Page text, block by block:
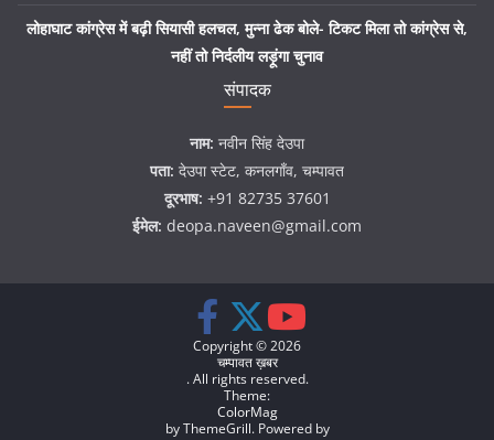
लोहाघाट कांग्रेस में बढ़ी सियासी हलचल, मुन्ना ढेक बोले- टिकट मिला तो कांग्रेस से,
नहीं तो निर्दलीय लड़ूंगा चुनाव
संपादक
नाम: नवीन सिंह देउपा
पता: देउपा स्टेट, कनलगाँव, चम्पावत
दूरभाष: +91 82735 37601
ईमेल: deopa.naveen@gmail.com
Copyright © 2026
चम्पावत ख़बर
. All rights reserved.
Theme:
ColorMag
by ThemeGrill. Powered by